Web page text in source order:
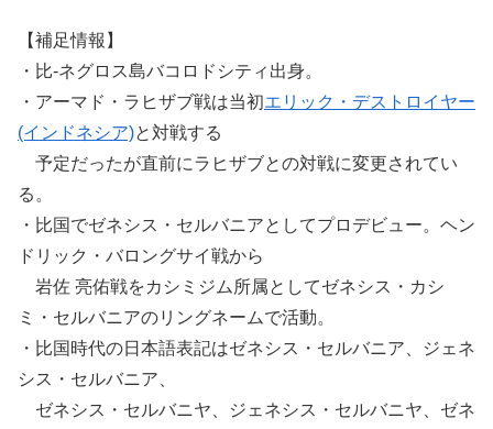
【補足情報】
・比-ネグロス島バコロドシティ出身。
・アーマド・ラヒザブ戦は当初エリック・デストロイヤー
(インドネシア)と対戦する
予定だったが直前にラヒザブとの対戦に変更されてい
る。
・比国でゼネシス・セルバニアとしてプロデビュー。ヘン
ドリック・バロングサイ戦から
岩佐 亮佑戦をカシミジム所属としてゼネシス・カシ
ミ・セルバニアのリングネームで活動。
・比国時代の日本語表記はゼネシス・セルバニア、ジェネ
シス・セルバニア、
ゼネシス・セルバニヤ、ジェネシス・セルバニヤ、ゼネ